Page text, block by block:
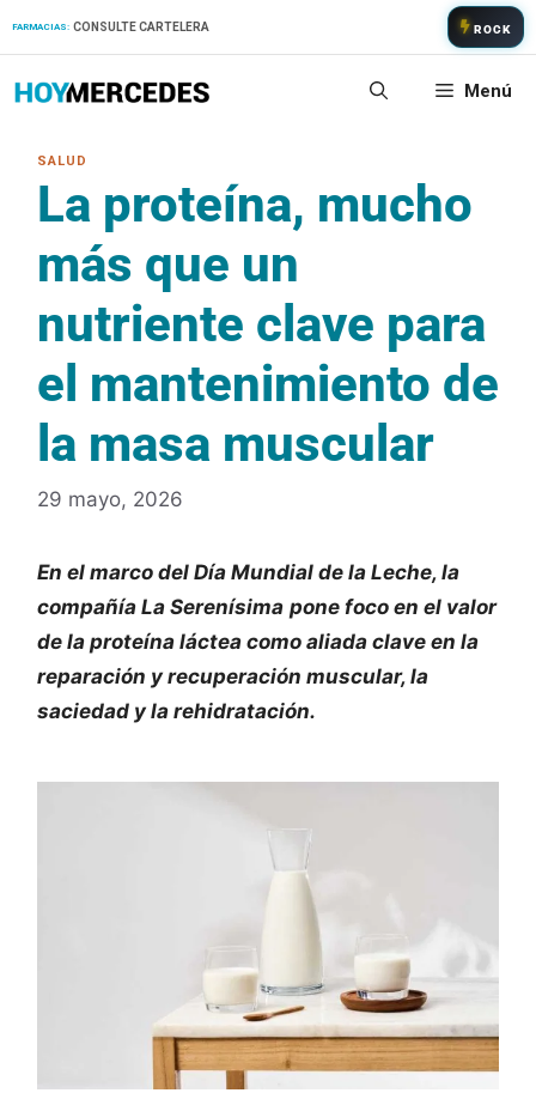
FARMACIAS: CONSULTE CARTELERA ROCK
Menú
La proteína, mucho
más que un
nutriente clave para
el mantenimiento de
la masa muscular
29 mayo, 2026
En el marco del Día Mundial de la Leche, la
compañía La Serenísima pone foco en el valor
de la proteína láctea como aliada clave en la
reparación y recuperación muscular, la
saciedad y la rehidratación.